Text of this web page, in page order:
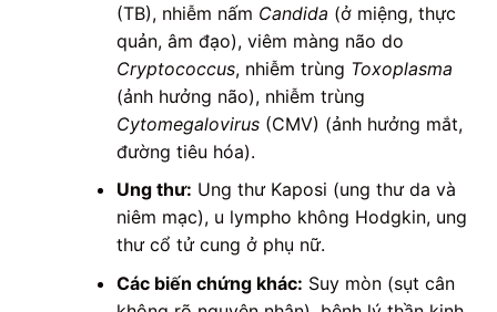
(TB), nhiễm nấm Candida (ở miệng, thực
quản, âm đạo), viêm màng não do
Cryptococcus, nhiễm trùng Toxoplasma
(ảnh hưởng não), nhiễm trùng
Cytomegalovirus(CMV) (ảnh hưởng mắt,
đường tiêu hóa).
Ung thư: Ung thư Kaposi (ung thư da và
niêm mạc), u lympho không Hodgkin, ung
thư cổ tử cung ở phụ nữ.
Các biến chứng khác: Suy mòn (sụt cân